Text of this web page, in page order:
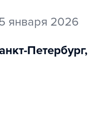
января 2026
Петербург,